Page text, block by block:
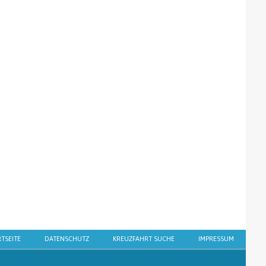
DATENSCHUTZ KREUZFAHRT SUCHE IMPRESSUM